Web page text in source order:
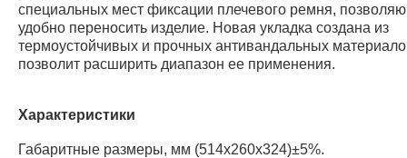
специальных мест фиксации плечевого ремня,
удобно переносить изделие. Новая укладка создана из
термоустойчивых и прочных антивандальных
позволит расширить диапазон ее применения.
Характеристики
Габаритные размеры, мм (514х260х324)±5%.